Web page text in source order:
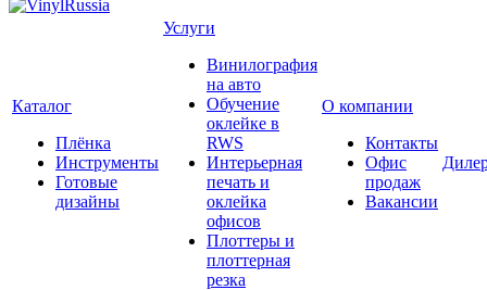
Каталог
Плёнка
Инструменты
Готовые
дизайны
Услуги
Винилография
на авто
Обучение
оклейке в
RWS
Интерьерная
печать и
оклейка
офисов
Плоттеры и
плоттерная
резка
О компании
Контакты
Офис
продаж
Вакансии